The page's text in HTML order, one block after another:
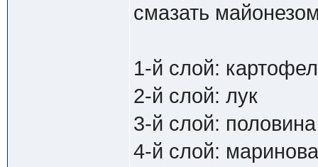
смазать
1-й слой:
2-й слой: лук
3-й слой:
4-й слой: